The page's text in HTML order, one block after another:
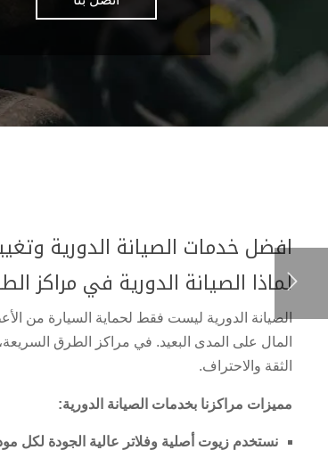
افضل خدمات الصيانة الدورية
لماذا الصيانة الدورية في مراكز
الصيانة الدورية ليست فقط لحماية السيارة من
المال على المدى البعيد. في مراكز الطرق
الثقة والاحتراف.
مميزات مراكزنا بخدمات الصيانة الدورية:
نستخدم زيوت أصلية وفلاتر عالية الجودة لكل